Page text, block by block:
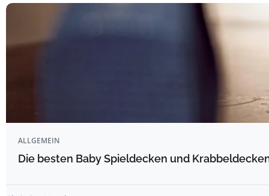
ALLGEMEIN
Die besten Baby Spieldecken und